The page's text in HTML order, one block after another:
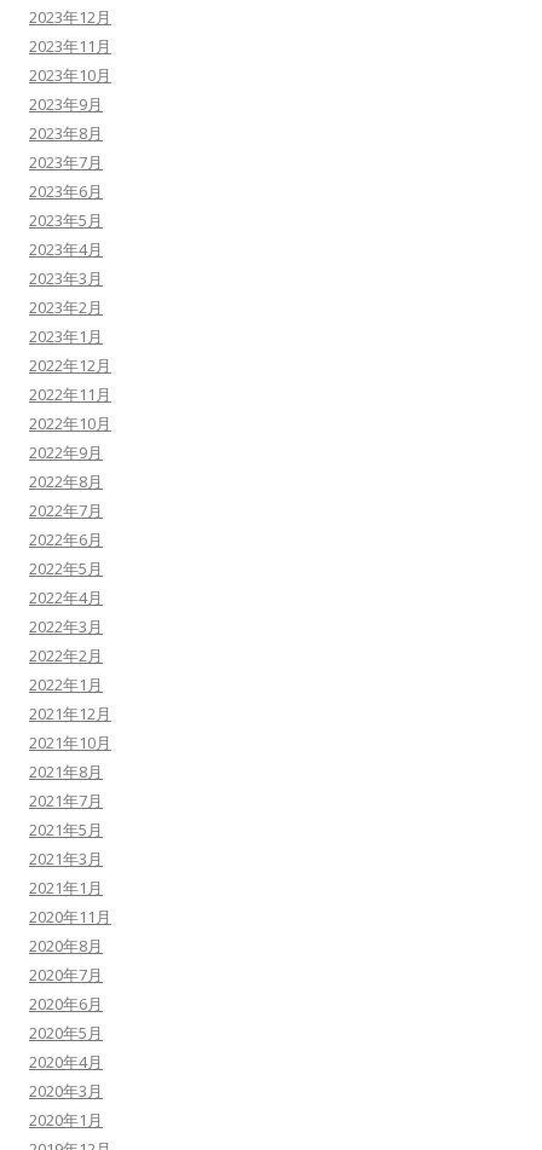
2023年12月
2023年11月
2023年10月
2023年9月
2023年8月
2023年7月
2023年6月
2023年5月
2023年4月
2023年3月
2023年2月
2023年1月
2022年12月
2022年11月
2022年10月
2022年9月
2022年8月
2022年7月
2022年6月
2022年5月
2022年4月
2022年3月
2022年2月
2022年1月
2021年12月
2021年10月
2021年8月
2021年7月
2021年5月
2021年3月
2021年1月
2020年11月
2020年8月
2020年7月
2020年6月
2020年5月
2020年4月
2020年3月
2020年1月